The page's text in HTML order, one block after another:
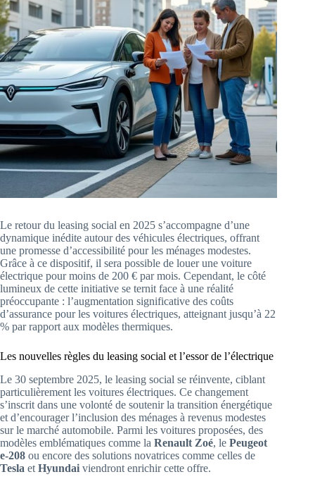
Le retour du leasing social en 2025 s’accompagne d’une
dynamique inédite autour des véhicules électriques, offrant
une promesse d’accessibilité pour les ménages modestes.
Grâce à ce dispositif, il sera possible de louer une voiture
électrique pour moins de 200 € par mois. Cependant, le côté
lumineux de cette initiative se ternit face à une réalité
préoccupante : l’augmentation significative des coûts
d’assurance pour les voitures électriques, atteignant jusqu’à 22
% par rapport aux modèles thermiques.
Les nouvelles règles du leasing social et l’essor de l’électrique
Le 30 septembre 2025, le leasing social se réinvente, ciblant
particulièrement les voitures électriques. Ce changement
s’inscrit dans une volonté de soutenir la transition énergétique
et d’encourager l’inclusion des ménages à revenus modestes
sur le marché automobile. Parmi les voitures proposées, des
modèles emblématiques comme la Renault Zoé, le Peugeot
e-208 ou encore des solutions novatrices comme celles de
Tesla et Hyundai viendront enrichir cette offre.